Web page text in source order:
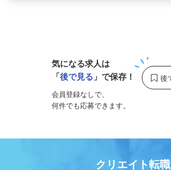
気になる求人は
「後で見る 」で保存！
会員登録なしで、
何件でも応募できます。
クリエイト転職